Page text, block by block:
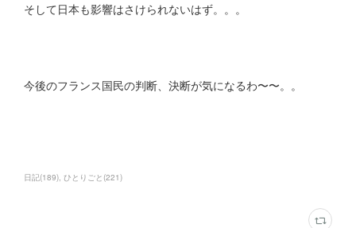
そして日本も影響はさけられないはず。。。
今後のフランス国民の判断、決断が気になるわ〜〜。。
日記(189) ひとりごと (221)